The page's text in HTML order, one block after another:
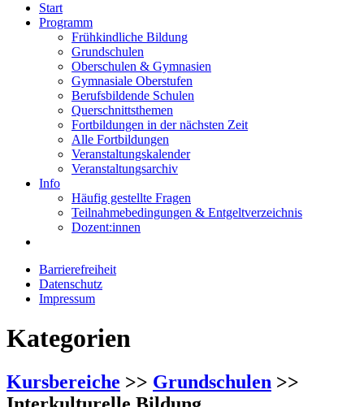
Start
Programm
Frühkindliche Bildung
Grundschulen
Oberschulen & Gymnasien
Gymnasiale Oberstufen
Berufsbildende Schulen
Querschnittsthemen
Fortbildungen in der nächsten Zeit
Alle Fortbildungen
Veranstaltungskalender
Veranstaltungsarchiv
Info
Häufig gestellte Fragen
Teilnahmebedingungen & Entgeltverzeichnis
Dozent:innen
Barrierefreiheit
Datenschutz
Impressum
Kategorien
Kursbereiche >> Grundschulen >>